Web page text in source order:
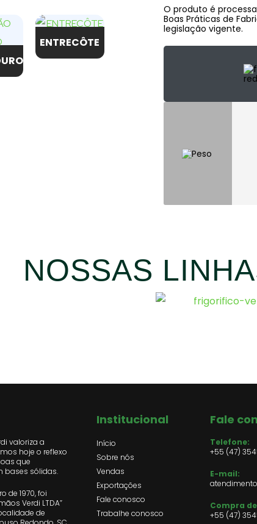
O produto é
Boas Práticas de
legislação vigente.
ENTRECÔTE
NOSSAS
valoriza a
hoje o reflexo
que
bases sólidas.
de 1970, foi
Verdi LTDA”
de
Institucional
Início
Sobre nós
Vendas
Exportações
Fale conosco
Trabalhe conosco
Fale
Telefone:
+55 (47)
E-mail:
Compra
+55 (47)